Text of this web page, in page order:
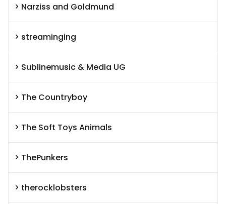
Narziss and Goldmund
streaminging
Sublinemusic & Media UG
The Countryboy
The Soft Toys Animals
ThePunkers
therocklobsters